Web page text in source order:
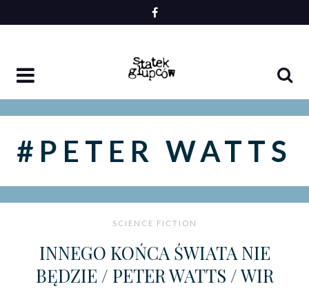
to
#PETER WATTS
SCIENCE FICTION
INNEGO KOŃCA ŚWIATA NIE
BĘDZIE / PETER WATTS / WIR